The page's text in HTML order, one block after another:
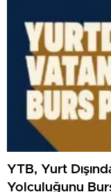
YTB, Yurt
Yolculuğunu